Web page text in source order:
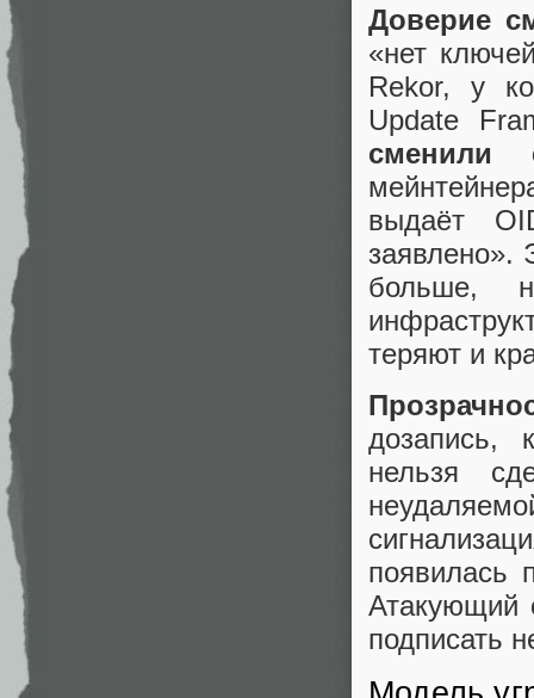
Доверие
«нет
Rekor, у
Update
сменили
выдаёт
заявлено».
больше,
теряют и
дозапись,
нельзя
появилась
Атакующий
подписать